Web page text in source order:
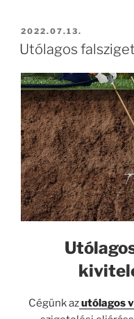
BEKÜLDVE:
2022.07.13.
Utólagos
Cégünk azutólagos